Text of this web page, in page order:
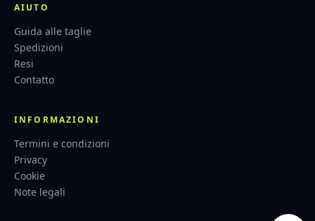
AIUTO
Guida alle taglie
Spedizioni
Resi
Contatto
INFORMAZIONI
Termini e condizioni
Privacy
Cookie
Note legali